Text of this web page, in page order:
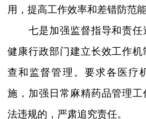
用，提高工作效率和差错防范能
七是加强监督指导和责任
健康行政部门建立长效工作
查和监督管理。要求各医疗
施，加强日常麻精药品管理
法违规的，严肃追究责任。